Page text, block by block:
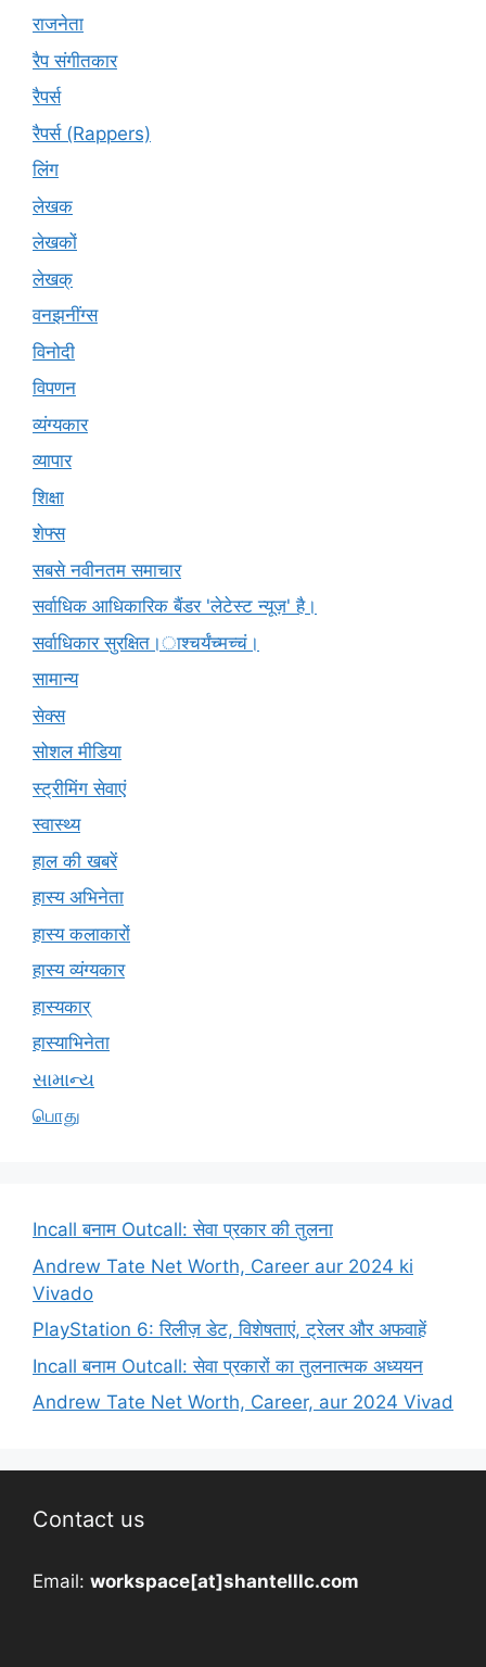
राजनेता
रैप संगीतकार
रैपर्स
रैपर्स (Rappers)
लिंग
लेखक
लेखकों
लेखक्
वनझनींग्स
विनोदी
विपणन
व्यंग्यकार
व्यापार
शिक्षा
शेफ्स
सबसे नवीनतम समाचार
सर्वाधिक आधिकारिक बैंडर 'लेटेस्ट न्यूज़' है।
सर्वाधिकार सुरक्षित।ाश्चर्यंच्मच्चं।
सामान्य
सेक्स
सोशल मीडिया
स्ट्रीमिंग सेवाएं
स्वास्थ्य
हाल की खबरें
हास्य अभिनेता
हास्य कलाकारों
हास्य व्यंग्यकार
हास्यकार्
हास्याभिनेता
સામાન્ય
பொது
Incall बनाम Outcall: सेवा प्रकार की तुलना
Andrew Tate Net Worth, Career aur 2024 ki
Vivado
PlayStation 6: रिलीज़ डेट, विशेषताएं, ट्रेलर और अफवाहें
Incall बनाम Outcall: सेवा प्रकारों का तुलनात्मक अध्ययन
Andrew Tate Net Worth, Career, aur 2024 Vivad
Contact us
Email: workspace[at]shantelllc.com